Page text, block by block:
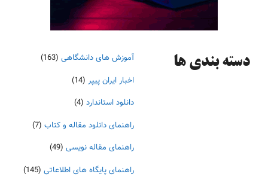
دسته‌ بندی ها آموزش های دانشگاهی (163)
اخبار ایران پیپر (14)
دانلود استاندارد (4)
راهنمای دانلود مقاله و کتاب (7)
راهنمای مقاله نویسی (49)
راهنمای پایگاه های اطلاعاتی (145)